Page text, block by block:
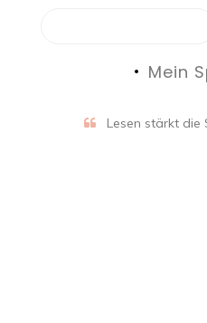
Mein
Lesen stärkt